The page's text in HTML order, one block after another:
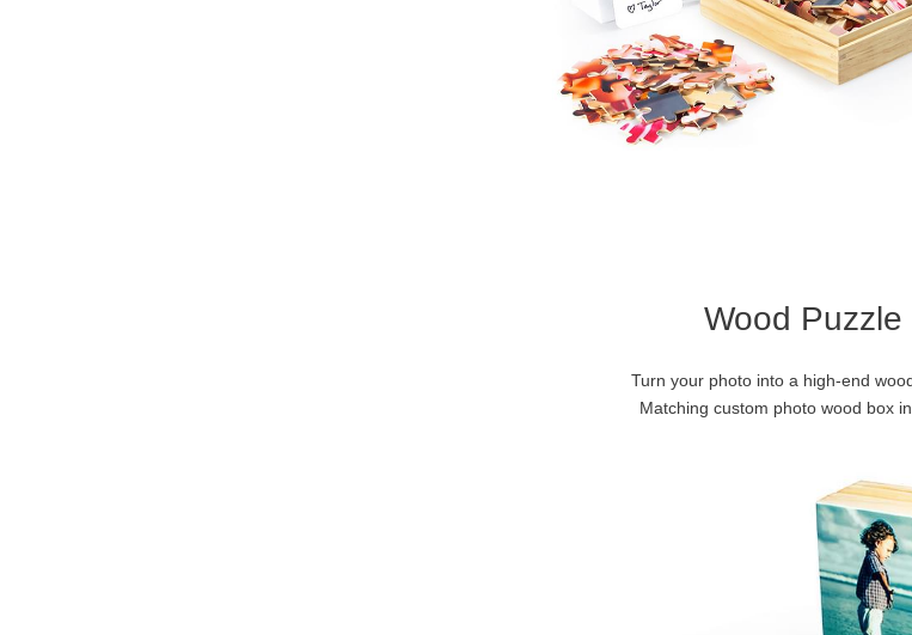
Wood Puzzle
Turn your photo into a high-end
Matching custom photo wood box